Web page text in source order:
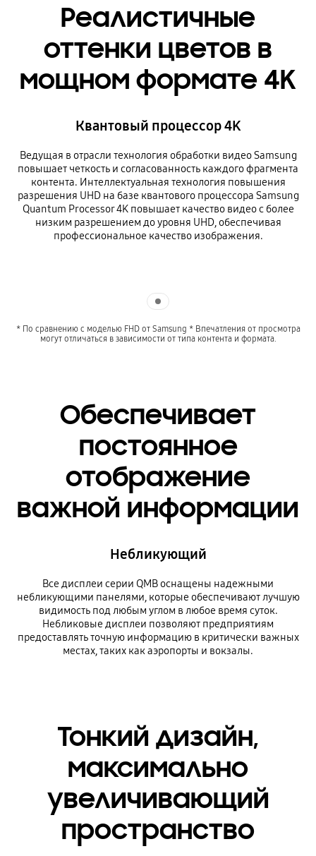
Реалистичные
оттенки цветов в
мощном формате 4K
Квантовый процессор 4K
Ведущая в отрасли технология обработки видео Samsung
повышает четкость и согласованность каждого фрагмента
контента. Интеллектуальная технология повышения
разрешения UHD на базе квантового процессора Samsung
Quantum Processor 4K повышает качество видео с более
низким разрешением до уровня UHD, обеспечивая
профессиональное качество изображения.
* По сравнению с моделью FHD от Samsung * Впечатления от просмотра
могут отличаться в зависимости от типа контента и формата.
Обеспечивает
постоянное
отображение
важной информации
Небликующий
Все дисплеи серии QMB оснащены надежными
небликующими панелями, которые обеспечивают лучшую
видимость под любым углом в любое время суток.
Небликовые дисплеи позволяют предприятиям
предоставлять точную информацию в критически важных
местах, таких как аэропорты и вокзалы.
Тонкий дизайн,
максимально
увеличивающий
пространство